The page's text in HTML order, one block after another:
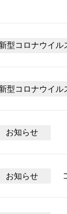
新型コロナウイル
新型コロナウイル
お知らせ
お知らせ